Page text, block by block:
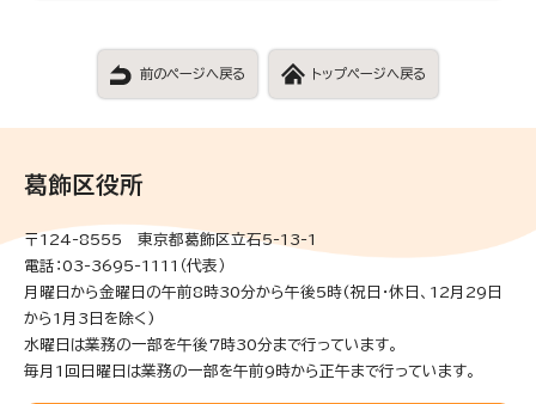
前のページへ戻る トップページへ戻る
葛飾区役所
〒124-8555 東京都葛飾区立石5-13-1
電話：03-3695-1111（代表）
月曜日から金曜日の午前8時30分から午後5時(祝日・休日、12月29日
から1月3日を除く)
水曜日は業務の一部を午後7時30分まで行っています。
毎月1回日曜日は業務の一部を午前9時から正午まで行っています。